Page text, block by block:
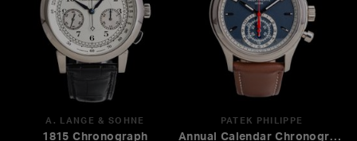
A. LANGE & SÖHNE
1815 Chronograph
PATEK PHILIPPE
Annual Calendar Chronograph